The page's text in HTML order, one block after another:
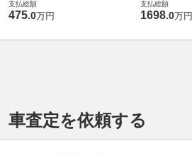
支払総額
475.0万円
支払総額
1698.0万円
車査定を依頼する